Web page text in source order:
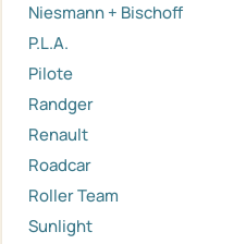
Niesmann + Bischoff
P.L.A.
Pilote
Randger
Renault
Roadcar
Roller Team
Sunlight